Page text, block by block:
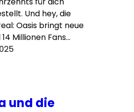
Und hey, die
Oasis bringt neue
Millionen Fans…
und die